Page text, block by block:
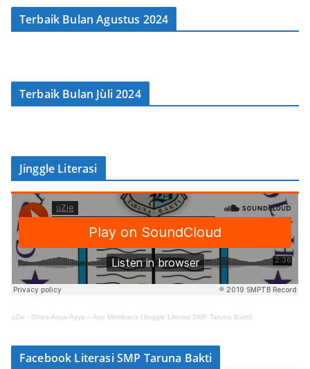
Terbaik Bulan Agustus 2024
Terbaik Bulan Jùli 2024
Jinggle Literasi
uZie · Ghea-Asya-Ayya – Ayo Membaca (Jinggle Literasi SMP Taruna Bakti)
Facebook Literasi SMP Taruna Bakti